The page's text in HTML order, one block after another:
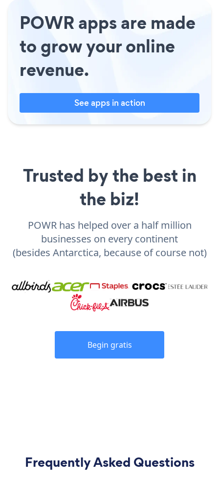
POWR apps are made
to grow your online
revenue.
See apps in action
Trusted by the best in
the biz!
POWR has helped over a half million
businesses on every continent
(besides Antarctica, because of course not)
Begin gratis
Frequently Asked Questions